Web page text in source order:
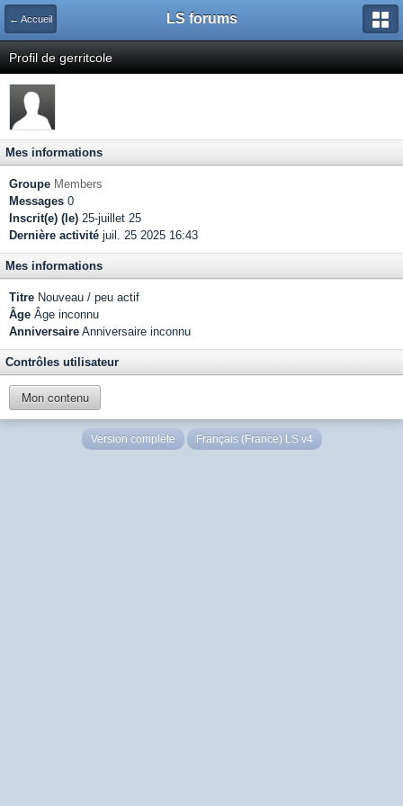
← Accueil LS forums
Profil de gerritcole
Mes informations
Groupe Members
Messages 0
Inscrit(e) (le) 25-juillet 25
Dernière activité juil. 25 2025 16:43
Mes informations
Titre Nouveau / peu actif
Âge Âge inconnu
Anniversaire Anniversaire inconnu
Contrôles utilisateur
Mon contenu
Version complète Français (France) LS v4